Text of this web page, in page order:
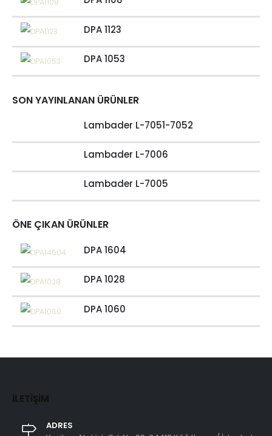
DPA 1123
DPA 1053
SON YAYINLANAN ÜRÜNLER
Lambader L-7051-7052
Lambader L-7006
Lambader L-7005
ÖNE ÇIKAN ÜRÜNLER
DPA 1604
DPA 1028
DPA 1060
İLETIŞIM
ADRES